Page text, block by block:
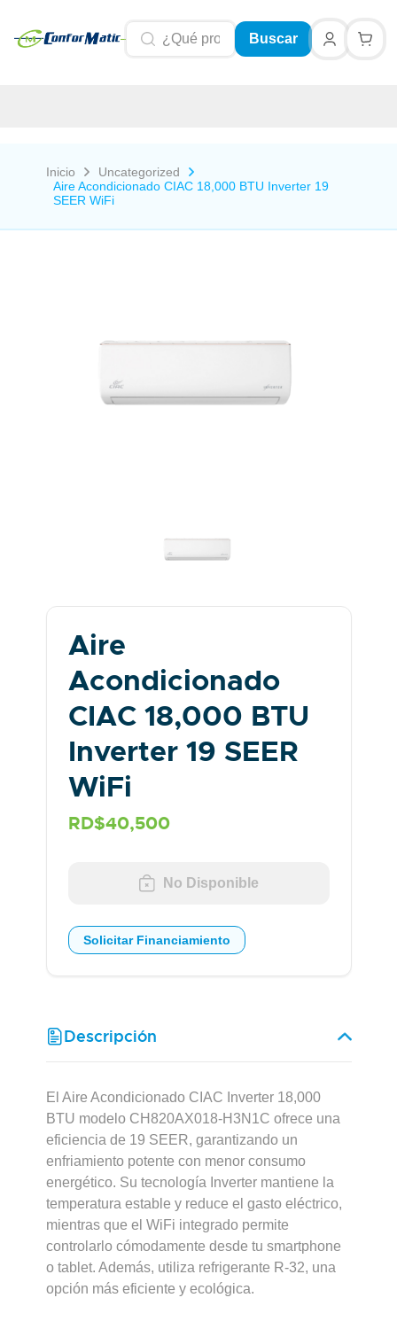
Buscar
Inicio
Uncategorized
Aire Acondicionado CIAC 18,000 BTU Inverter 19
SEER WiFi
Aire
Acondicionado
CIAC 18,000 BTU
Inverter 19 SEER
WiFi
RD$40,500
No Disponible
Solicitar Financiamiento
Descripción
El Aire Acondicionado CIAC Inverter 18,000
BTU modelo CH820AX018-H3N1C ofrece una
eficiencia de 19 SEER, garantizando un
enfriamiento potente con menor consumo
energético. Su tecnología Inverter mantiene la
temperatura estable y reduce el gasto eléctrico,
mientras que el WiFi integrado permite
controlarlo cómodamente desde tu smartphone
o tablet. Además, utiliza refrigerante R-32, una
opción más eficiente y ecológica.